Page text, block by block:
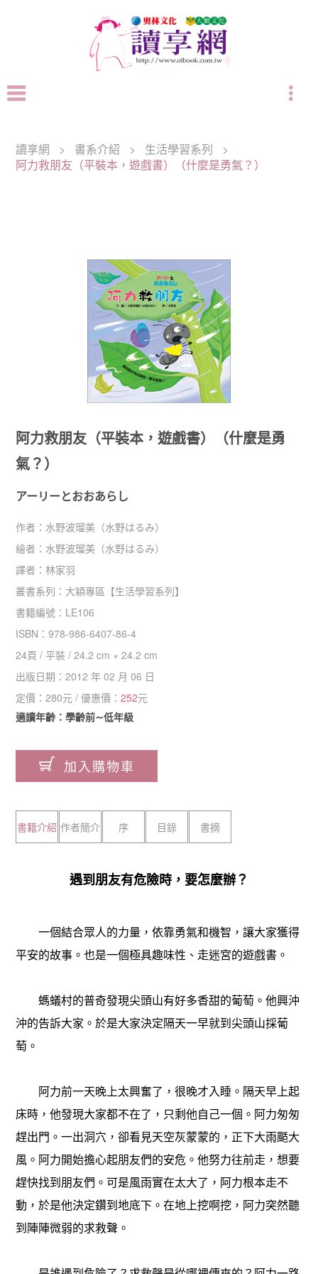
讀享網 > 書系介紹 > 生活學習系列
>
阿力救朋友（平裝本，遊戲書）（什麼是勇氣？）
阿力救朋友（平裝本，遊戲書）（什麼是勇
氣？）
アーリーとおおあらし
作者： 水野波瑠美（水野はるみ）
繪者： 水野波瑠美（水野はるみ）
譯者：林家羽
叢書系列： 大穎專區 【生活學習系列】
書籍編號： LE106
ISBN：978-986-6407-86-4
24頁 /平裝 /24.2 cm × 24.2 cm
出版日期：2012 年 02 月 06 日
定價：280元 / 優惠價：252元
適讀年齡：學齡前∼低年級
加入購物車
書籍介紹 作者簡介 序 目錄 書摘
遇到朋友有危險時，要怎麼辦？
一個結合眾人的力量，依靠勇氣和機智，讓大家獲得
平安的故事。也是一個極具趣味性、走迷宮的遊戲書。
螞蟻村的普奇發現尖頭山有好多香甜的葡萄。他興沖
沖的告訴大家。於是大家決定隔天一早就到尖頭山採葡
萄。
阿力前一天晚上太興奮了，很晚才入睡。隔天早上起
床時，他發現大家都不在了，只剩他自己一個。阿力匆匆
趕出門。一出洞穴，卻看見天空灰蒙蒙的，正下大雨颳大
風。阿力開始擔心起朋友們的安危。他努力往前走，想要
趕快找到朋友們。可是風雨實在太大了，阿力根本走不
動，於是他決定鑽到地底下。在地上挖啊挖，阿力突然聽
到陣陣微弱的求救聲。